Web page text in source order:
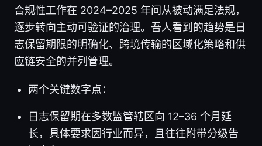
合规性工作在 2024–2025 年间从被动满足法规，
逐步转向主动可验证的治理。吾人看到的趋势是日
志保留期限的明确化、跨境传输的区域化策略和供
应链安全的并列管理。
两个关键数字点：
日志保留期在多数监管辖区向 12–36 个月延
长，具体要求因行业而异，且往往附带分级告